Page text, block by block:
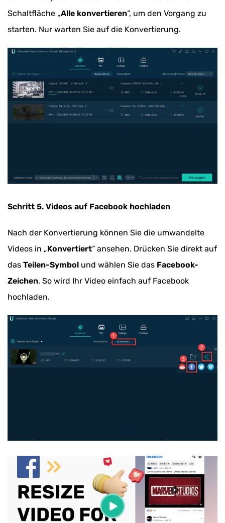
Schaltfläche „Alle konvertieren“, um den Vorgang zu
starten. Nur warten Sie auf die Konvertierung.
Schritt 5. Videos auf Facebook hochladen
Nach der Konvertierung können Sie die umwandelte
Videos in „Konvertiert“ ansehen. Drücken Sie direkt auf
das Teilen-Symbol und wählen Sie das Facebook-
Zeichen. So wird Ihr Video einfach auf Facebook
hochladen.